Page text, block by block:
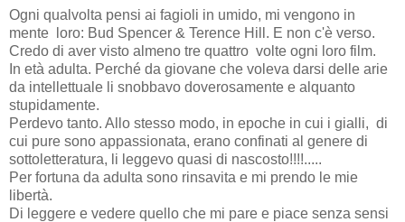
Ogni qualvolta pensi ai fagioli in umido, mi vengono in
mente
loro: Bud Spencer & Terence Hill. E non c'è verso.
Credo di aver visto almeno tre quattro volte ogni loro film.
In età adulta. Perché da giovane che voleva darsi delle arie
da intellettuale li snobbavo doverosamente e alquanto
stupidamente.
Perdevo tanto. Allo stesso modo, in epoche in cui i gialli, di
cui pure sono appassionata, erano confinati al genere di
sottoletteratura, li leggevo quasi di nascosto!!!!.....
Per fortuna da adulta sono rinsavita e mi prendo le mie
libertà.
Di leggere e vedere quello che mi pare e piace senza sensi